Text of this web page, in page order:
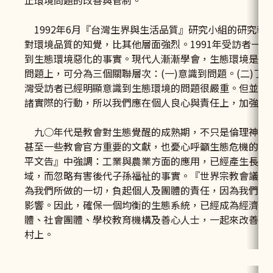
1992年6月『台灣生界與生活品質』研究小組的研究報
對環境品質的知覺，比其他層面強烈。1991年受訪者一
到生態環境惡化的事實。現代人漸漸學會，生態環境是
問題上，可分為三個關聯層次：(一)意識到問題。(二)了
灣受訪者已經明顯意識到生態環境的問題很嚴重。但並
諸實際的行動，所以我們應在個人良心與責任上，加強對
九○年代是教會對生態覺醒的成熟期，不只是倫理神學
甚至一些教會官方重要的文獻，也憂心呼籲生態危機的
平文告』中強調：工業與農業方面的應用，已經產生長
域，而忽略有害後代子孫福祉的事實。『世界宗教會議
為我們所做的一切，負起個人及團體的責任，因為我們
影響。因此，確保一個均衡的生態系統，已經成為經濟
體、社會團體、學校教育機構及善心人士，一起來改善
村上。